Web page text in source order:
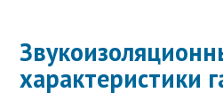
характеристики